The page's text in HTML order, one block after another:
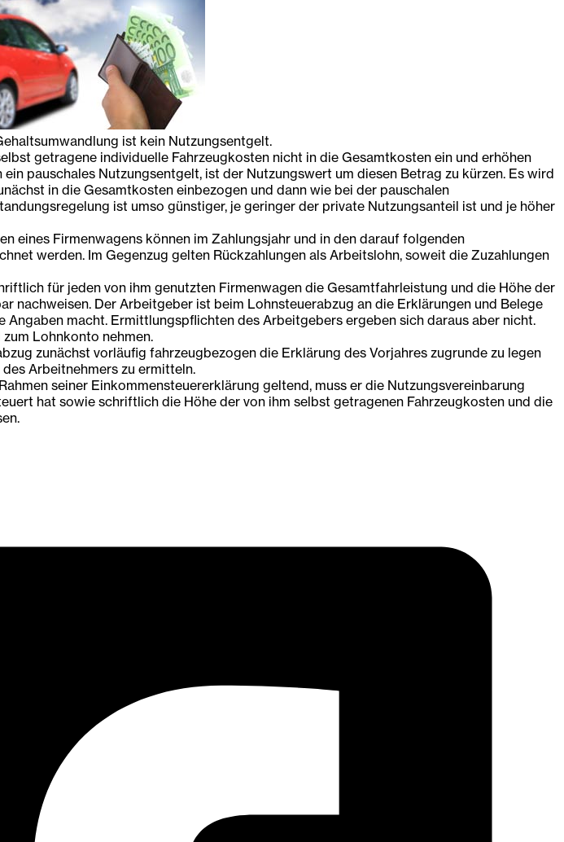
ist kein Nutzungsentgelt.
getragene individuelle Fahrzeugkosten nicht in die Gesamtkosten ein und erhöhen
pauschales Nutzungsentgelt, ist der Nutzungswert um diesen Betrag zu kürzen. Es wird
in die Gesamtkosten einbezogen und dann wie bei der pauschalen
ist umso günstiger, je geringer der private Nutzungsanteil ist und je höher
eines Firmenwagens können im Zahlungsjahr und in den darauf folgenden
werden. Im Gegenzug gelten Rückzahlungen als Arbeitslohn, soweit die Zuzahlungen
für jeden von ihm genutzten Firmenwagen die Gesamtfahrleistung und die Höhe der
nachweisen. Der Arbeitgeber ist beim Lohnsteuerabzug an die Erklärungen und Belege
macht. Ermittlungspflichten des Arbeitgebers ergeben sich daraus aber nicht.
Lohnkonto nehmen.
zunächst vorläufig fahrzeugbezogen die Erklärung des Vorjahres zugrunde zu legen
Arbeitnehmers zu ermitteln.
seiner Einkommensteuererklärung geltend, muss er die Nutzungsvereinbarung
hat sowie schriftlich die Höhe der von ihm selbst getragenen Fahrzeugkosten und die